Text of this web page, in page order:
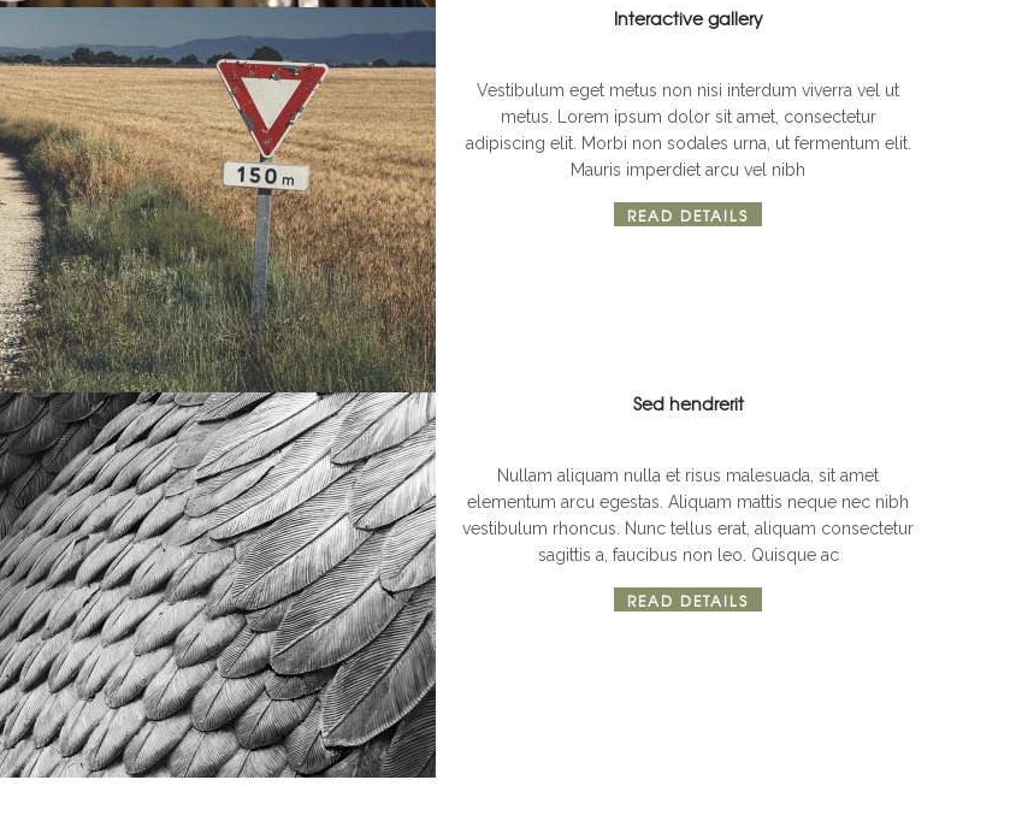
Interactive gallery
Vestibulum eget metus non nisi interdum viverra vel ut
metus. Lorem ipsum dolor sit amet, consectetur
adipiscing elit. Morbi non sodales urna, ut fermentum elit.
Mauris imperdiet arcu vel nibh
READ DETAILS
Sed hendrerit
Nullam aliquam nulla et risus malesuada, sit amet
elementum arcu egestas. Aliquam mattis neque nec nibh
vestibulum rhoncus. Nunc tellus erat, aliquam consectetur
sagittis a, faucibus non leo. Quisque ac
READ DETAILS